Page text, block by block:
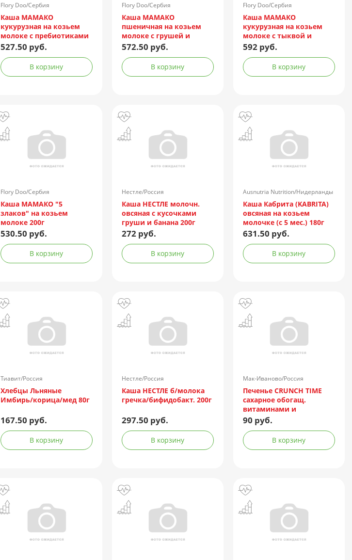
Flory Doo/Сербия
Каша МАМАКО
кукурузная на козьем
молоке с пребиотиками
200г
527.50 руб.
В корзину
Flory Doo/Сербия
Каша МАМАКО
пшеничная на козьем
молоке с грушей и
бананом 200г
572.50 руб.
В корзину
Flory Doo/Сербия
Каша МАМАКО
кукурузная на козьем
молоке с тыквой и
абрикосом 200г
592 руб.
В корзину
Flory Doo/Сербия
Каша МАМАКО "5
злаков" на козьем
молоке 200г
530.50 руб.
В корзину
Нестле/Россия
Каша НЕСТЛЕ молочн.
овсяная с кусочками
груши и банана 200г
272 руб.
В корзину
Ausnutria Nutrition/Нидерланды
Каша Кабрита (KABRITA)
овсяная на козьем
молочке (с 5 мес.) 180г
631.50 руб.
В корзину
Тиавит/Россия
Хлебцы Льняные
Имбирь/корица/мед 80г
167.50 руб.
В корзину
Нестле/Россия
Каша НЕСТЛЕ б/молока
гречка/бифидобакт. 200г
297.50 руб.
В корзину
Мак-Иваново/Россия
Печенье CRUNCH TIME
сахарное обогащ.
витаминами и
минералами д/детей от
3-х до 6 лет 20г
90 руб.
В корзину